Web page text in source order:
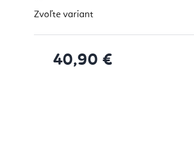
Zvoľte variant
40,90 €